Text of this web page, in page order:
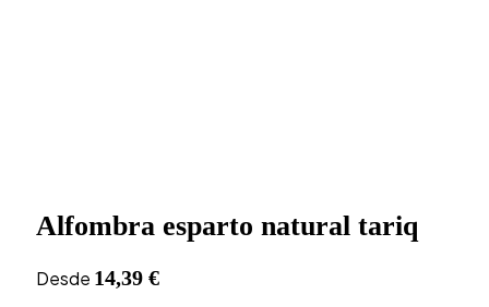
Alfombra esparto natural tariq
Desde 14,39 €